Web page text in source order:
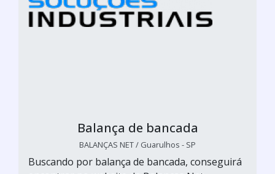
Balança de bancada
BALANÇAS NET / Guarulhos - SP
Buscando por balança de bancada, conseguirá